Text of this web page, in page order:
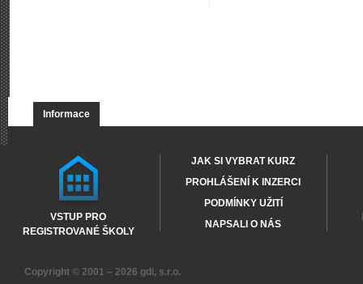
Informace
VSTUP PRO
REGISTROVANÉ ŠKOLY
JAK SI VYBRAT KURZ
PROHLÁŠENÍ K INZERCI
PODMÍNKY UŽITÍ
NAPSALI O NÁS
Copyright © 2001 – 2026 gdi, s.r.o.